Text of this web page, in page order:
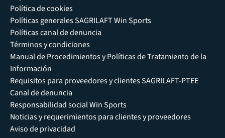
Política de cookies
Políticas generales SAGRILAFT Win Sports
Políticas canal de denuncia
Términos y condiciones
Manual de Procedimientos y Políticas de Tratamiento de la
Información
Requisitos para proveedores y clientes SAGRILAFT-PTEE
Canal de denuncia
Responsabilidad social Win Sports
Noticias y requerimientos para clientes y proveedores
Aviso de privacidad